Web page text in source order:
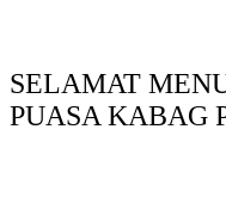
SELAMAT
PUASA KABAG